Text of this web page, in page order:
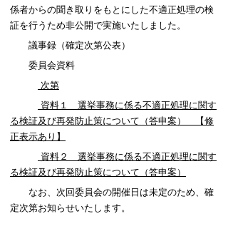
係者からの聞き取りをもとにした不適正処理の検
証を行うため非公開で実施いたしました。
議事録（確定次第公表）
委員会資料
次第
資料１ 選挙事務に係る不適正処理に関す
る検証及び再発防止策について（答申案） 【修
正表示あり】
資料２ 選挙事務に係る不適正処理に関す
る検証及び再発防止策について（答申案）
なお、次回委員会の開催日は未定のため、確
定次第お知らせいたします。